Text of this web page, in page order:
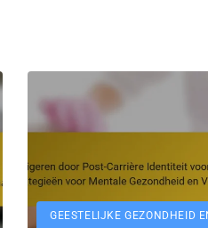
GEESTELIJKE GEZONDHEID